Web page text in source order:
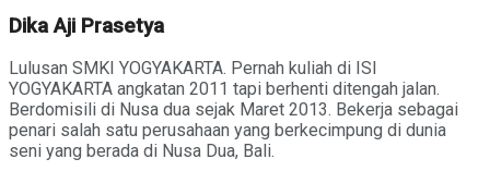
Dika Aji Prasetya
Lulusan SMKI YOGYAKARTA. Pernah kuliah di ISI
YOGYAKARTA angkatan 2011 tapi berhenti ditengah jalan.
Berdomisili di Nusa dua sejak Maret 2013. Bekerja sebagai
penari salah satu perusahaan yang berkecimpung di dunia
seni yang berada di Nusa Dua, Bali.